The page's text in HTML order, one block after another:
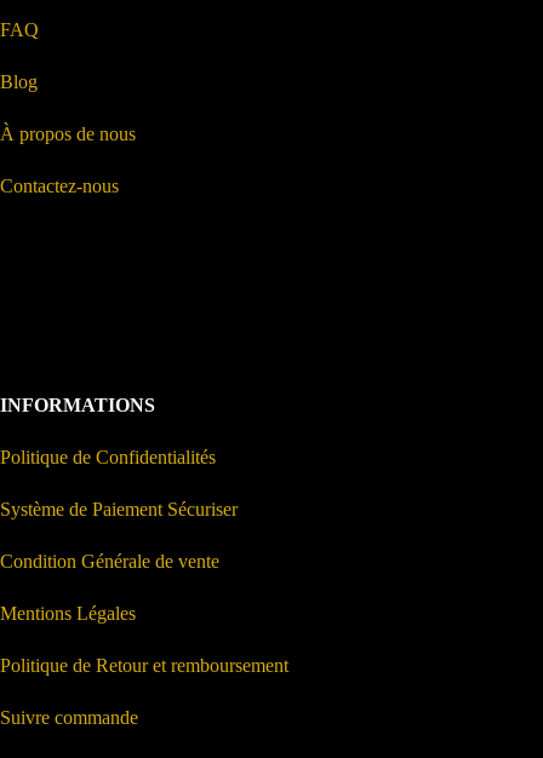
FAQ
Blog
À propos de nous
Contactez-nous
INFORMATIONS
Politique de Confidentialités
Système de Paiement Sécuriser
Condition Générale de vente
Mentions Légales
Politique de Retour et remboursement
Suivre commande